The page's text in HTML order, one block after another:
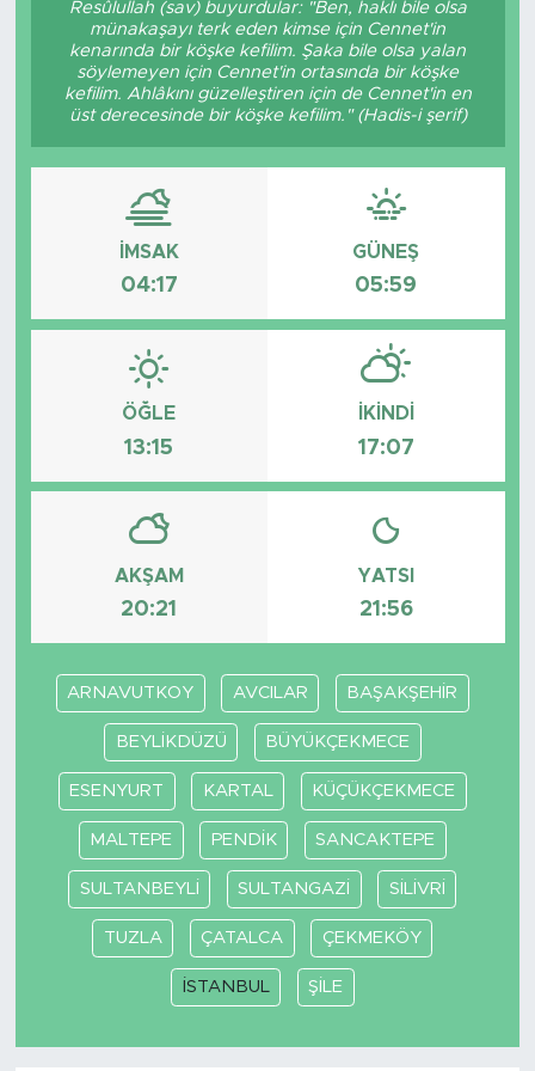
Resûlullah (sav) buyurdular: "Ben, haklı bile olsa
münakaşayı terk eden kimse için Cennet'in
kenarında bir köşke kefilim. Şaka bile olsa yalan
söylemeyen için Cennet'in ortasında bir köşke
kefilim. Ahlâkını güzelleştiren için de Cennet'in en
üst derecesinde bir köşke kefilim." (Hadis-i şerif)
İMSAK
04:17
GÜNEŞ
05:59
ÖĞLE
13:15
İKINDI
17:07
AKŞAM
20:21
YATSI
21:56
ARNAVUTKOY AVCILAR BAŞAKŞEHİR
BEYLİKDÜZÜ BÜYÜKÇEKMECE
ESENYURT KARTAL KÜÇÜKÇEKMECE
MALTEPE PENDİK SANCAKTEPE
SULTANBEYLİ SULTANGAZİ SİLİVRİ
TUZLA ÇATALCA ÇEKMEKÖY
İSTANBUL ŞİLE
BİLİM-TEKNOLOJİ
RÖPÖRTAJ
ANALİZ
NOSTALJİ
KULİS
YAZARLAR
EKONOMİ
YAŞAM
TARİHTEN GÜNÜMÜZE
TARİH
KADIN
SAĞLIK